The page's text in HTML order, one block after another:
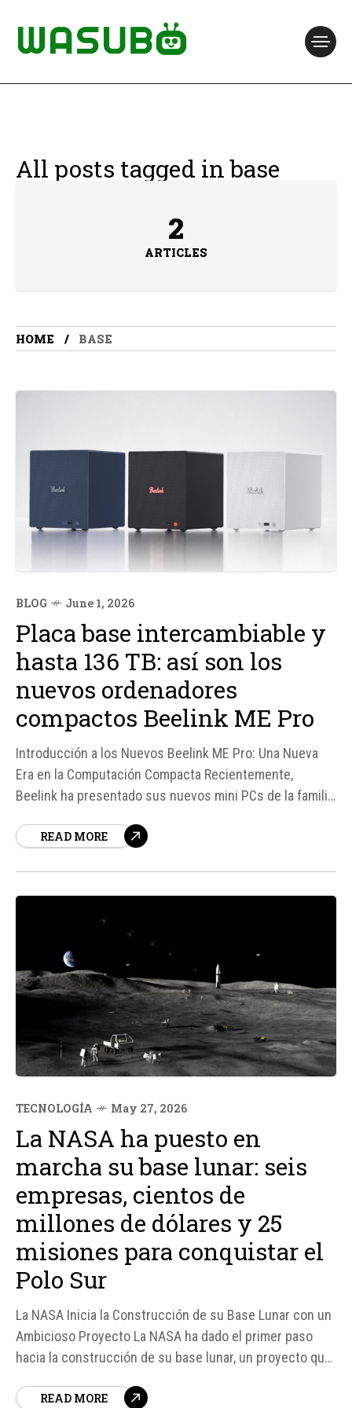
All posts tagged in base
2
ARTICLES
HOME BASE
BLOG June 1, 2026
Placa base intercambiable y
hasta 136 TB: así son los
nuevos ordenadores
compactos Beelink ME Pro
Introducción a los Nuevos Beelink ME Pro: Una Nueva
Era en la Computación Compacta Recientemente,
Beelink ha presentado sus nuevos mini PCs de la familia
intercambiable, capacidad de almacenamiento local de
READ MORE
TECNOLOGÍA May 27, 2026
La NASA ha puesto en
marcha su base lunar: seis
empresas, cientos de
millones de dólares y 25
misiones para conquistar el
Polo Sur
La NASA Inicia la Construcción de su Base Lunar con un
Ambicioso Proyecto La NASA ha dado el primer paso
hacia la construcción de su base lunar, un proyecto que
espacial. Según fuentes, la agencia espacial ha invertido
READ MORE